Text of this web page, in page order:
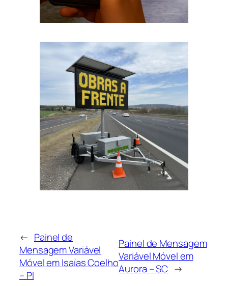
← Painel de
Mensagem Variável
Móvel em Isaías Coelho
– PI
Painel de Mensagem
Variável Móvel em
Aurora – SC →